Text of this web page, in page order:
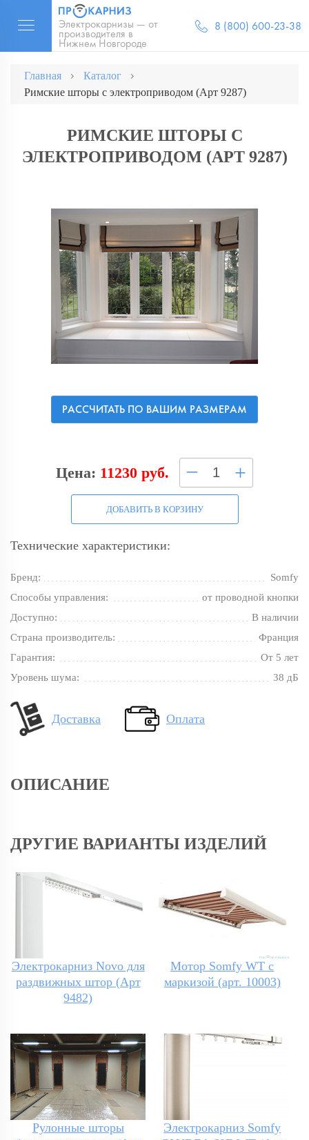
Электрокарнизы — от
производителя в
Нижнем Новгороде
8 (800) 600-23-38
Главная
Каталог
Римские шторы с электроприводом (Арт 9287)
РИМСКИЕ ШТОРЫ С
ЭЛЕКТРОПРИВОДОМ (АРТ 9287)
РАССЧИТАТЬ ПО ВАШИМ РАЗМЕРАМ
Цена: 11230 руб. – +
ДОБАВИТЬ В КОРЗИНУ
Технические характеристики:
Бренд:
Somfy
Способы управления:
от проводной кнопки
Доступно:
В наличии
Страна производитель:
Франция
Гарантия:
От 5 лет
Уровень шума:
38 дБ
Доставка Оплата
ОПИСАНИЕ
ДРУГИЕ ВАРИАНТЫ ИЗДЕЛИЙ
Электрокарниз Novo для
раздвижных штор (Арт
9482)
Мотор Somfy WT с
маркизой (арт. 10003)
Рулонные шторы
Электрокарниз Somfy